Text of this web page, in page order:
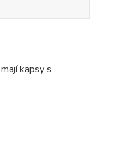
kapsy s